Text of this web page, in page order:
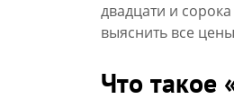
двадцати и
выяснить все
Что такое